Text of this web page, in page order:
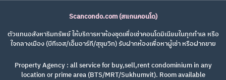
Scancondo.com (สแกนคอนโด)
ตัวแทนอสังหาริมทรัพย์ ให้บริการหาห้องชุดเพื่อเช่าคอนโดมิเนียมในทุกทำเล หรือ
ใจกลางเมือง (บีทีเอส/เอ็มอาร์ที/สุขุมวิท) รับฝากห้องเพื่อหาผู้เช่า หรือฝากขาย
Property Agency : all service for buy,sell,rent condominium in any
location or prime area (BTS/MRT/Sukhumvit). Room available